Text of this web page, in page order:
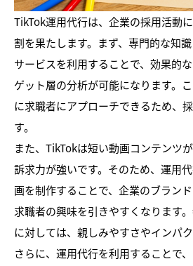
TikTok運用代行は、企業の採用活動
割を果たします。まず、専門的な知
サービスを利用することで、効果的
ゲット層の分析が可能になります。
に求職者にアプローチできるため、
す。
また、TikTokは短い動画コンテンツ
訴求力が強いです。そのため、運用
画を制作することで、企業のブラン
求職者の興味を引きやすくなります
に対しては、親しみやすさやインパク
さらに、運用代行を利用することで